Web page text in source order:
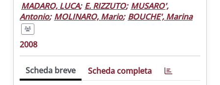
MADARO, LUCA; E. RIZZUTO; MUSARO',
Antonio; MOLINARO, Mario; BOUCHE', Marina
2008
Scheda breve Scheda completa